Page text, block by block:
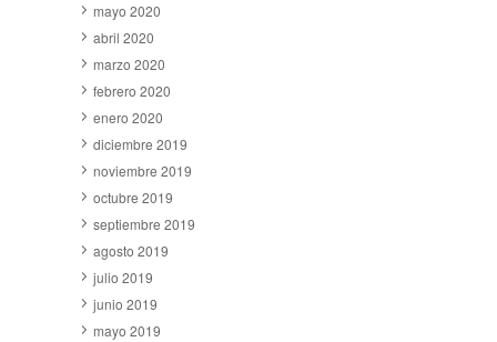
mayo 2020
abril 2020
marzo 2020
febrero 2020
enero 2020
diciembre 2019
noviembre 2019
octubre 2019
septiembre 2019
agosto 2019
julio 2019
junio 2019
mayo 2019